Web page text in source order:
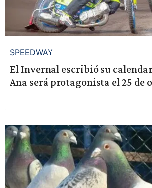
SPEEDWAY
El Invernal escribió su
Ana será protagonista el 25 de